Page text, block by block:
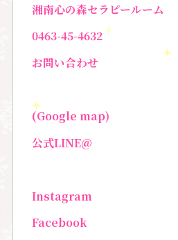
湘南心の森セラピールーム
0463-45-4632
お問い合わせ
(Google map)
公式LINE@
Instagram
Facebook